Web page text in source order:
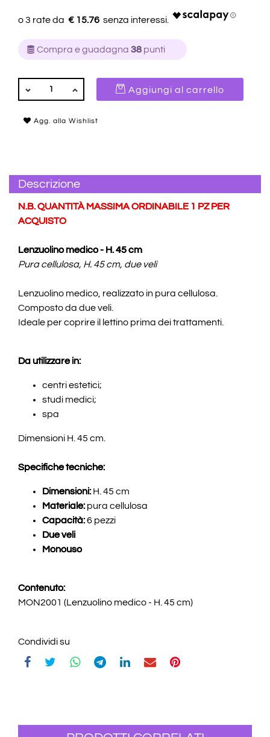
€ 15.76
Compra e guadagna 38 punti
QUANTITÀ
Aggiungi al carrello
Agg. alla Wishlist
Descrizione
N.B. QUANTITÀ MASSIMA ORDINABILE 1 PZ PER
ACQUISTO
Lenzuolino medico - H. 45 cm
Pura cellulosa, H. 45 cm, due veli
Lenzuolino medico, realizzato in pura cellulosa.
Composto da due veli.
Ideale per coprire il lettino prima dei trattamenti.
Da utilizzare in:
centri estetici;
studi medici;
spa
Dimensioni H. 45 cm.
Specifiche tecniche:
Dimensioni:H. 45 cm
Materiale:pura cellulosa
Capacità:6 pezzi
Due veli
Monouso
Contenuto:
MON2001 (Lenzuolino medico - H. 45 cm)
Condividi su